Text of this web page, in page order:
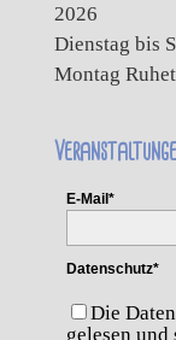
2026
Dienstag bis
Montag
E-Mail*
Datenschutz*
Die
gelesen